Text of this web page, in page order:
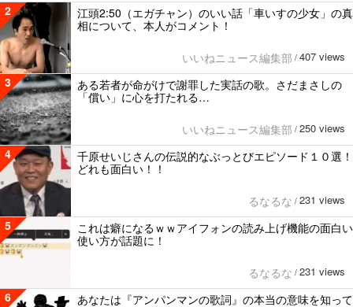
2
江頭2:50（エガチャン）のいい話「車いすの少女」の真
相について、本人がコメント！
いいねニュース編集部 / 407 views
3
ある若者が命がけで謝罪した実話の歌。さだまさしの
「償い」に心を打たれる…
いいねニュース編集部 / 250 views
4
千原せいじさんの伝説的なぶっとびエピソード１０選！
どれも面白い！！
るなるな / 231 views
5
これは癖になるｗｗアイフォンの読み上げ機能の面白い
使い方が話題に！
るなるな / 231 views
6
あなたは『アンパンマンの歌詞』の本当の意味を知って